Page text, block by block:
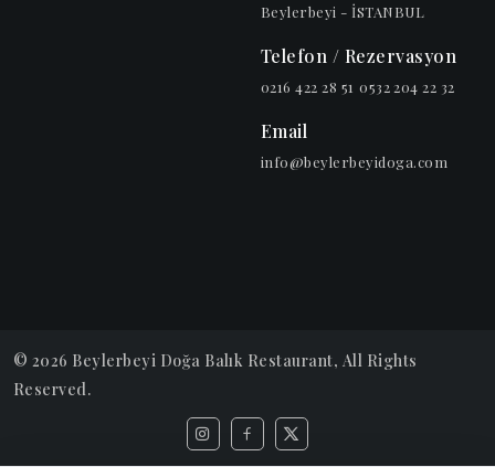
Beylerbeyi - İSTANBUL
Telefon / Rezervasyon
0216 422 28 51 0532 204 22 32
Email
info@beylerbeyidoga.com
© 2026 Beylerbeyi Doğa Balık Restaurant, All Rights
Reserved.